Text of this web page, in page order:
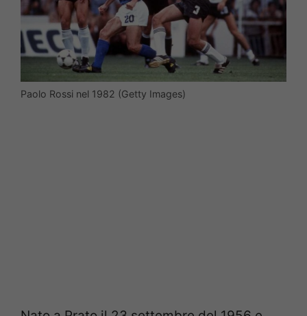
Paolo Rossi nel 1982 (Getty Images)